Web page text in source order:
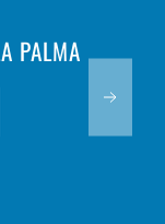
PALMA